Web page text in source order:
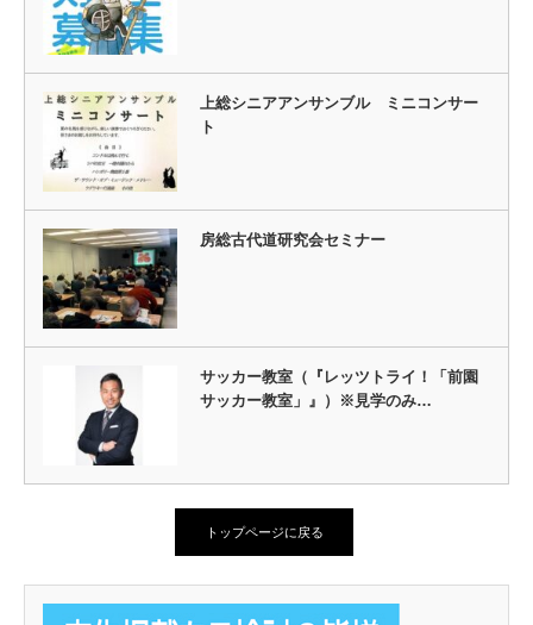
上総シニアアンサンブル ミニコンサー
ト
房総古代道研究会セミナー
サッカー教室（『レッツトライ！「前園
サッカー教室」』）※見学のみ…
トップページに戻る